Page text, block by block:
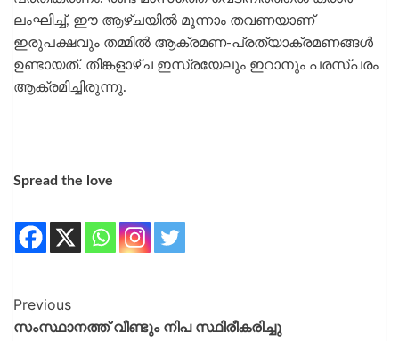
ലംഘിച്ച്, ഈ ആഴ്ചയില്‍ മൂന്നാം തവണയാണ്
ഇരുപക്ഷവും തമ്മില്‍ ആക്രമണ-പ്രത്യാക്രമണങ്ങള്‍
ഉണ്ടായത്. തിങ്കളാഴ്ച ഇസ്രയേലും ഇറാനും പരസ്പരം
ആക്രമിച്ചിരുന്നു.
Spread the love
Previous
സംസ്ഥാനത്ത് വീണ്ടും നിപ സ്ഥിരീകരിച്ചു